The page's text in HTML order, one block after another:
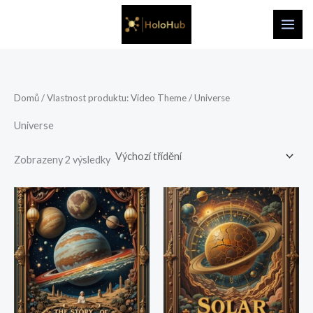
Domů/ Vlastnost produktu: Video Theme / Universe
Universe
Zobrazeny 2 výsledky
Rozpětí
cen:
108,00 Kč
až
324,00 Kč
Rozpětí
cen:
156,00 Kč
až
468,00 Kč